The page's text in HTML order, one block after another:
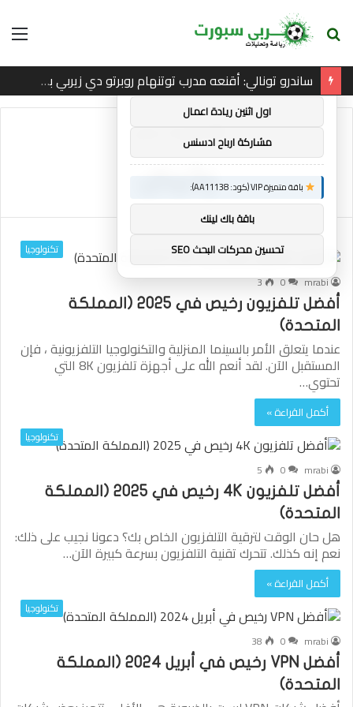
بحث
ساندرو تونالي: أقنعه مدرب توتنهام روبرتو دي زيربي بسرعة بالتوقيع
رخيص
رخيص
تكنولوجيا
mrabi
0
3
أفضل تلفزيون رخيص في 2025 (المملكة
المتحدة)
عندما يتعلق الأمر بالسينما المنزلية والتكنولوجيا التلفزيونية ، فإن
المستقبل الآن. لقد أنعم الله على أجهزة تلفزيون 8K التي
تحتوي…
أكمل القراءة »
تكنولوجيا
mrabi
0
5
أفضل تلفزيون 4K رخيص في 2025 (المملكة
المتحدة)
هل حان الوقت لترقية التلفزيون الخاص بك؟ دعونا نجيب على ذلك:
نعم إنه كذلك. تتحرك تقنية التلفزيون بسرعة كبيرة الآن…
أكمل القراءة »
تكنولوجيا
mrabi
0
38
أفضل VPN رخيص في أبريل 2024 (المملكة
المتحدة)
توصيات :
باقة متميزة VIP (كود: AA38045):
اول اثنين ريادة اعمال
مشاركة ارباح ادسنس
باقة متميزة VIP (كود: AA11138):
باقة باك لينك
تحسين محركات البحث SEO